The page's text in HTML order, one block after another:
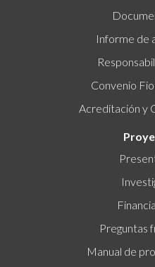
Informe de
Convenio
Acreditación y
Preguntas
Manual de